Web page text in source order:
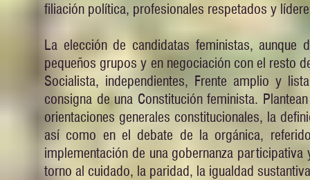
filiación política, profesionales respetados y
La elección de candidatas feministas, aunque
pequeños grupos y en negociación con el resto
Socialista, independientes, Frente amplio y
consigna de una Constitución feminista.
orientaciones generales constitucionales, la
así como en el debate de la orgánica,
implementación de una gobernanza
torno al cuidado, la paridad, la igualdad